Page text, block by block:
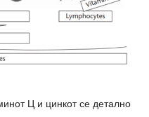
Ц и цинкот се детално